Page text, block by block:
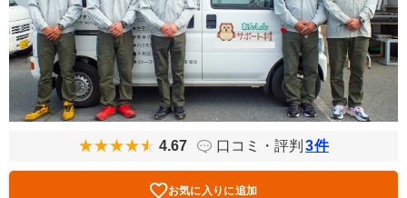
4.67 口コミ・評判 3件
お気に入りに追加